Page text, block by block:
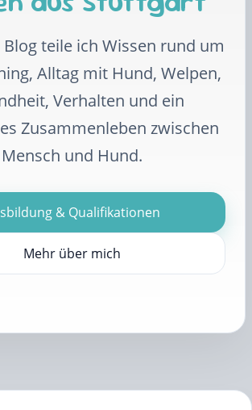
teile ich Wissen rund um
Alltag mit Hund, Welpen,
Verhalten und ein
Zusammenleben zwischen
Mensch und Hund.
& Qualifikationen
Mehr über mich